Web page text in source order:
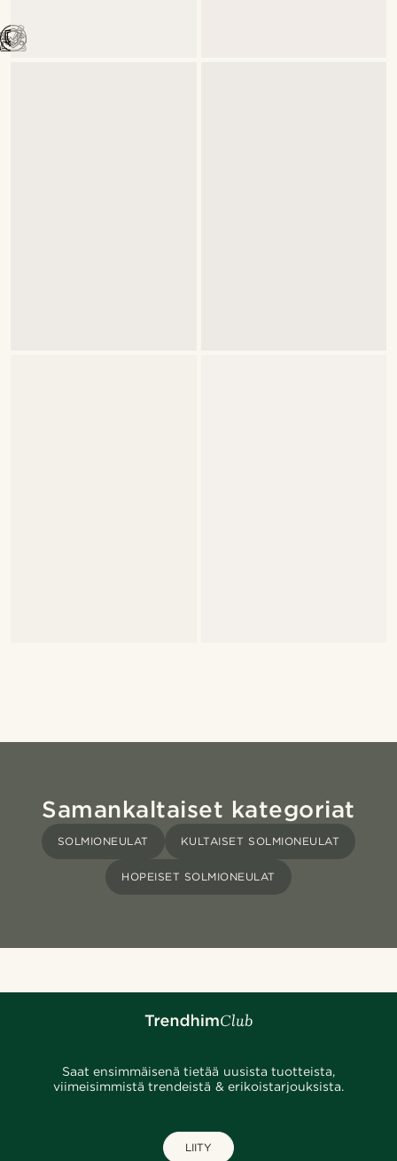
Samankaltaiset kategoriat
SOLMIONEULAT KULTAISET SOLMIONEULAT
HOPEISET SOLMIONEULAT
Saat ensimmäisenä tietää uusista tuotteista,
viimeisimmistä trendeistä & erikoistarjouksista.
LIITY